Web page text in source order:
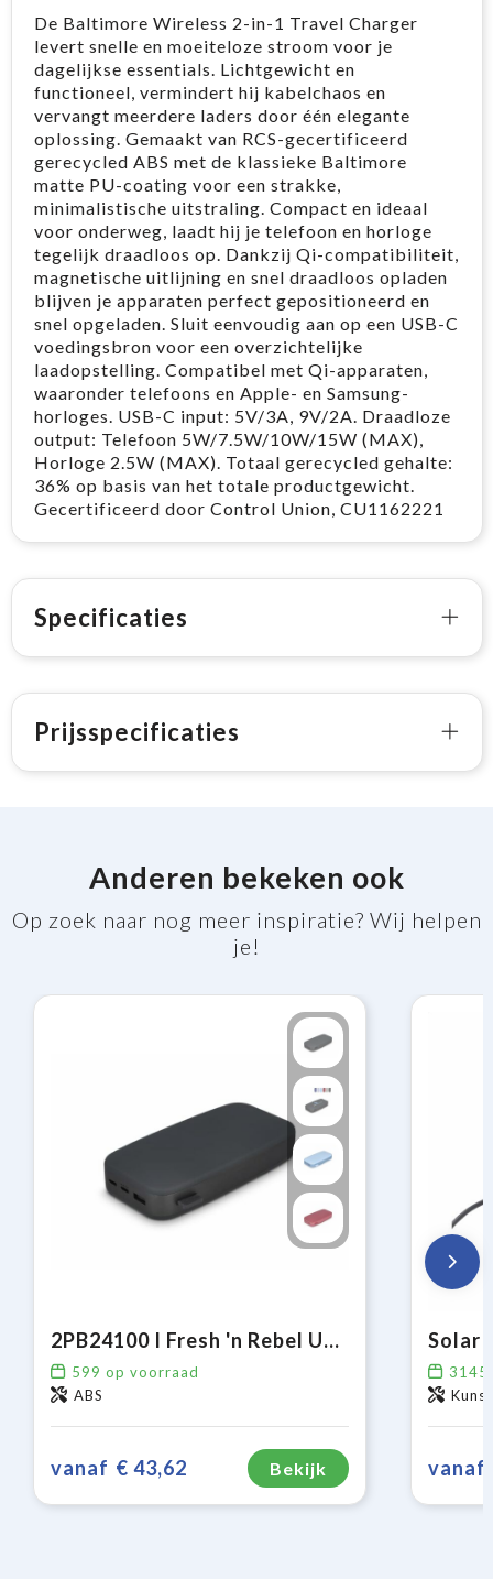
De Baltimore Wireless 2-in-1 Travel Charger
levert snelle en moeiteloze stroom voor je
dagelijkse essentials. Lichtgewicht en
functioneel, vermindert hij kabelchaos en
vervangt meerdere laders door één elegante
oplossing. Gemaakt van RCS-gecertificeerd
gerecycled ABS met de klassieke Baltimore
matte PU-coating voor een strakke,
minimalistische uitstraling. Compact en ideaal
voor onderweg, laadt hij je telefoon en horloge
tegelijk draadloos op. Dankzij Qi-compatibiliteit,
magnetische uitlijning en snel draadloos opladen
blijven je apparaten perfect gepositioneerd en
snel opgeladen. Sluit eenvoudig aan op een USB-C
voedingsbron voor een overzichtelijke
laadopstelling. Compatibel met Qi-apparaten,
waaronder telefoons en Apple- en Samsung-
horloges. USB-C input: 5V/3A, 9V/2A. Draadloze
output: Telefoon 5W/7.5W/10W/15W (MAX),
Horloge 2.5W (MAX). Totaal gerecycled gehalte:
36% op basis van het totale productgewicht.
Gecertificeerd door Control Union, CU1162221
Specificaties
Prijsspecificaties
Anderen bekeken ook
Op zoek naar nog meer inspiratie? Wij helpen
je!
2PB24100 I Fresh 'n Rebel USB-C Powerbank 24000mAh
599 op voorraad
ABS
vanaf € 43,62 Bekijk
3145
vanaf